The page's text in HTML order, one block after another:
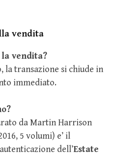
vendita
vendita?
la transazione si chiude in
immediato.
da Martin Harrison
5 volumi) e’ il
dell’Estate